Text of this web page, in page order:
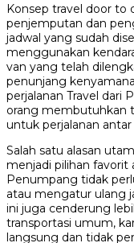
Konsep travel door to
penjemputan dan
jadwal yang sudah
menggunakan
van yang telah
penunjang
perjalanan Travel dari
orang membutuhkan
untuk perjalanan antar
Salah satu alasan
menjadi pilihan favorit
Penumpang tidak
atau mengatur ulang
ini juga cenderung
transportasi umum,
langsung dan tidak